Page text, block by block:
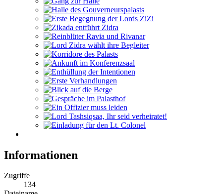
Informationen
Zugriffe
134